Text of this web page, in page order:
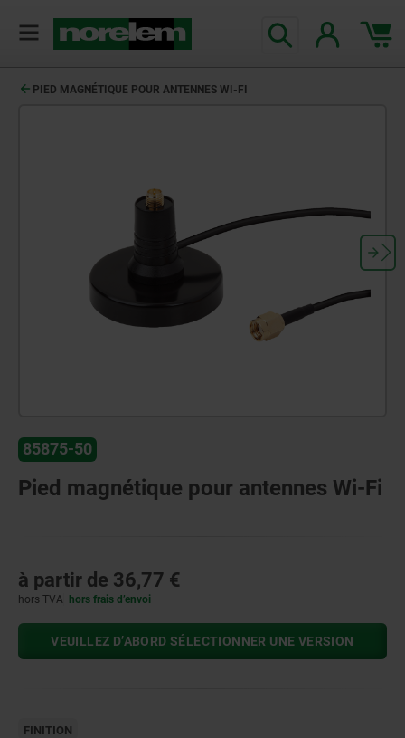
PIED MAGNÉTIQUE POUR ANTENNES WI-FI
85875-50
Pied magnétique pour antennes Wi-Fi
à partir de 36,77 €
hors TVA hors frais d’envoi
VEUILLEZ D’ABORD SÉLECTIONNER UNE VERSION
FINITION